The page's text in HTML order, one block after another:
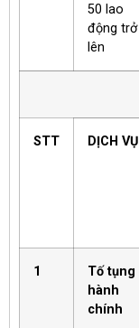
50 lao
động trở
lên
STT DỊCH VỤ
1
Tố tụng
hành
chính